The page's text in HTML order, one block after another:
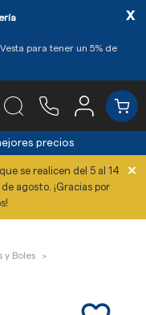
para tener un 5% de
x
precios
se realicen del 5 al 14
agosto. ¡Gracias por
×
y Boles